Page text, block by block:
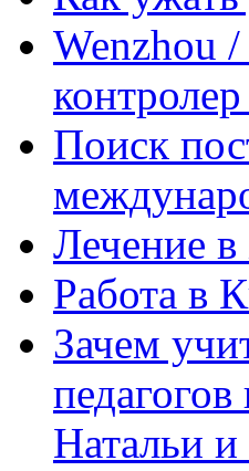
Wenzhou
Поиск
Лечение
Работа в
Зачем
Натальи